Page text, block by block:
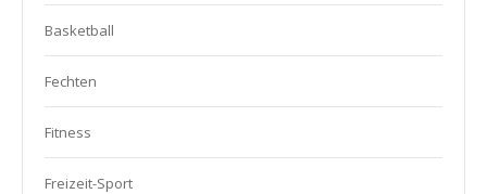
Basketball
Fechten
Fitness
Freizeit-Sport